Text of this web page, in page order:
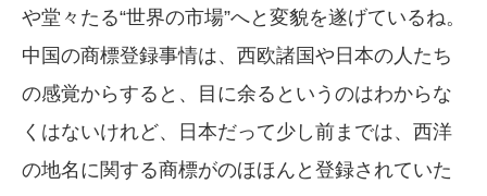
や堂々たる“世界の市場”へと変貌を遂げているね。
中国の商標登録事情は、西欧諸国や日本の人たち
の感覚からすると、目に余るというのはわからな
くはないけれど、日本だって少し前までは、西洋
の地名に関する商標がのほほんと登録されていた